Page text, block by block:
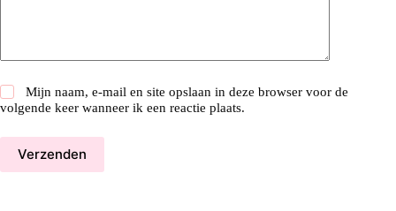
Mijn naam, e-mail en site opslaan in deze browser voor de
volgende keer wanneer ik een reactie plaats.
Verzenden